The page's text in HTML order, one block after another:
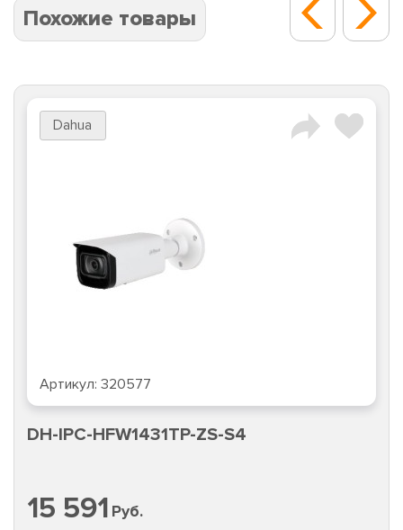
Похожие товары
Dahua
Артикул: 320577
DH-IPC-HFW1431TP-ZS-S4
15 591 Руб.